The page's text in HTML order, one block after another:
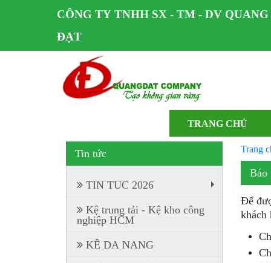
CÔNG TY TNHH SX - TM - DV QUANG
ĐẠT
TRANG CHỦ
Trang
Báo
Để
khách
Tin tức
TIN TUC 2026
Kệ trung tải - Kệ kho công
nghiệp HCM
KÊ DA NANG